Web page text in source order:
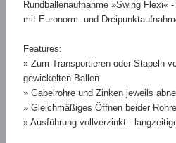
Rundballenaufnahme »Swing Flexi«
mit Euronorm- und
Features:
» Zum Transportieren oder Stapeln
gewickelten Ballen
» Gabelrohre und Zinken jeweils
» Gleichmäßiges Öffnen beider
» Ausführung vollverzinkt -